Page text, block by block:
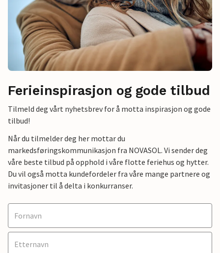
Ferieinspirasjon og gode tilbud
Tilmeld deg vårt nyhetsbrev for å motta inspirasjon og gode
tilbud!
Når du tilmelder deg her mottar du
markedsføringskommunikasjon fra NOVASOL. Vi sender deg
våre beste tilbud på opphold i våre flotte feriehus og hytter.
Du vil også motta kundefordeler fra våre mange partnere og
invitasjoner til å delta i konkurranser.